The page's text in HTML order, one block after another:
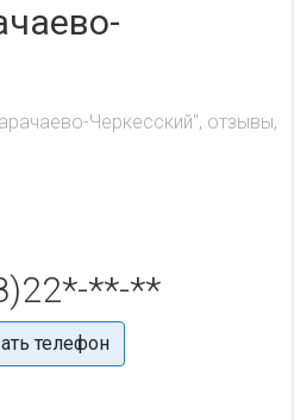
Черкесский", отзывы,
**-**
телефон